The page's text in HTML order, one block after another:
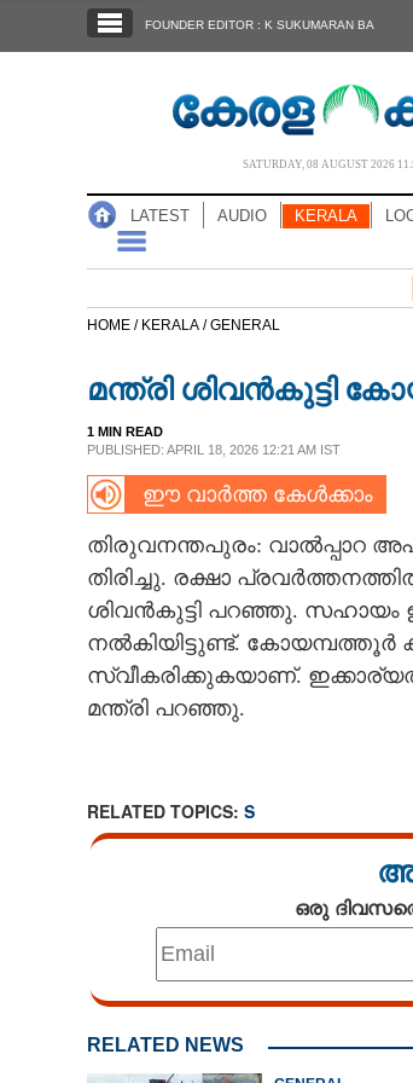
NOTIFIED NEWS
CASE DIARY
PHOTOS
SPIRITUAL
FOUNDER EDITOR : K SUKUMARAN BA
SATURDAY, 08 AUGUST 2026
LATEST AUDIO KERALA
HOME / KERALA /GENERAL
മന്ത്രി ശിവൻകുട്ടി
1 MIN READ
PUBLISHED: APRIL 18, 2026 12:21 AM IST
ഈ വാർത്ത കേൾക്കാം
തിരുവനന്തപുരം: വാൽപ്പാറ
തിരിച്ചു. രക്ഷാ
ശിവൻകുട്ടി പറഞ്ഞു. സഹായം
നൽകിയിട്ടുണ്ട്. കോയമ്പത്തൂർ
സ്വീകരിക്കുകയാണ്.
മന്ത്രി പറഞ്ഞു.
RELATED TOPICS: S
ഒരു
RELATED NEWS